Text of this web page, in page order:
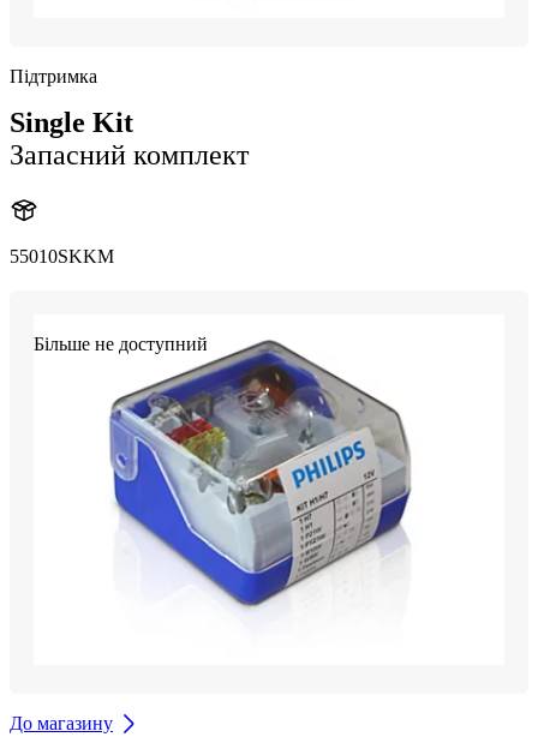
Підтримка
Single Kit
Запасний комплект
55010SKKM
Більше не доступний
До магазину